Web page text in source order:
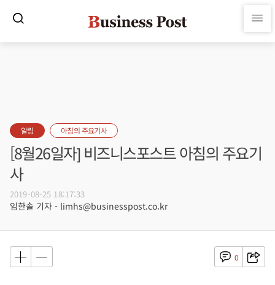
알림 아침의 주요기사
[8월26일자] 비즈니스포스트 아침의 주요기
사
2019-08-25 18:17:33
임한솔 기자 - limhs@businesspost.co.kr
0